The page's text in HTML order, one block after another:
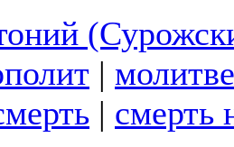
|
| смерть